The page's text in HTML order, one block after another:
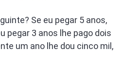
Se eu pegar 5 anos,
pegar 3 anos lhe pago dois
um ano lhe dou cinco mil,